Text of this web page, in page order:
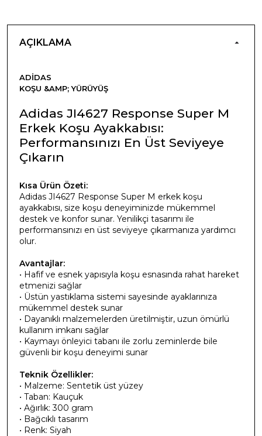
AÇIKLAMA
ADIDAS
KOŞU &AMP; YÜRÜYÜŞ
Adidas JI4627 Response Super M
Erkek Koşu Ayakkabısı:
Performansınızı En Üst Seviyeye
Çıkarın
Kısa Ürün Özeti:
Adidas JI4627 Response Super M erkek koşu
ayakkabısı, size koşu deneyiminizde mükemmel
destek ve konfor sunar. Yenilikçi tasarımı ile
performansınızı en üst seviyeye çıkarmanıza yardımcı
olur.
Avantajlar:
• Hafif ve esnek yapısıyla koşu esnasında rahat hareket
etmenizi sağlar
• Üstün yastıklama sistemi sayesinde ayaklarınıza
mükemmel destek sunar
• Dayanıklı malzemelerden üretilmiştir, uzun ömürlü
kullanım imkanı sağlar
• Kaymayı önleyici tabanı ile zorlu zeminlerde bile
güvenli bir koşu deneyimi sunar
Teknik Özellikler:
• Malzeme: Sentetik üst yüzey
• Taban: Kauçuk
• Ağırlık: 300 gram
• Bağcıklı tasarım
• Renk: Siyah